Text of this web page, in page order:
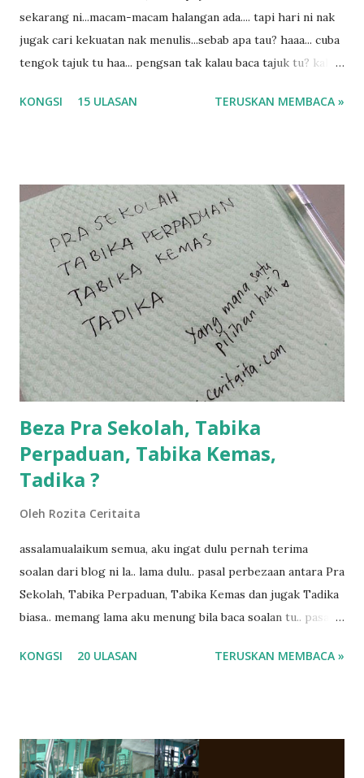
sekarang ni...macam-macam halangan ada.... tapi hari ni nak
jugak cari kekuatan nak menulis...sebab apa tau? haaa... cuba
tengok tajuk tu haa... pengsan tak kalau baca tajuk tu? kalau
tau? yang sebut tu anak aku....diulangi ANAK AKU ....adoiiii
balik keja aku ajak la shah singgah Giant beli barang
sikit...dalam perjalanan dari dalam kereta tu biasalah kan
kami memang akan pimpin anak-anak jalan sampai masuk
dalam... dan kebiasanya bagi anak 4 macam kami ni bahagi-
bahagi lah siapa nak pimpin siapa... dan biasanya aku akan
dukung adik hadi sambil pimpin kakak husna... yang abg
ngah dengan abg long terserah pada shah la pulak.. tapi
kalau ikut anak-anak semua nak ummi pimpin... ajer rebeh
ba...
KONGSI 15 ULASAN TERUSKAN MEMBACA »
Beza Pra Sekolah, Tabika
Perpaduan, Tabika Kemas,
Tadika ?
Oleh Rozita Ceritaita
assalamualaikum semua, aku ingat dulu pernah terima
soalan dari blog ni la.. lama dulu.. pasal perbezaan antara Pra
Sekolah, Tabika Perpaduan, Tabika Kemas dan jugak Tadika
biasa.. memang lama aku menung bila baca soalan tu.. pasal
ko.. masa tu aku baru je ada anak sorang dan aku hentam je
tanya sapa-sapa pun masa tu.. bila fikir-fikirkan balik terasa
KONGSI 20 ULASAN TERUSKAN MEMBACA »